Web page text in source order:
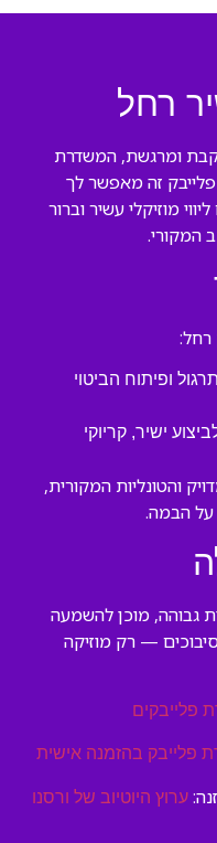
רחל
ומרגשת, המשדרת
פלייבק זה מאפשר לך
מוזיקלי עשיר וברור
המקורי.
רחל:
ופיתוח הביטוי
ישיר, קריוקי
והטונליות המקורית,
על הבמה.
גבוהה, מוכן להשמעה
— רק מוזיקה
פלייבקים
פלייבק בהזמנה אישית
ערוץ היוטיוב של ורסנו